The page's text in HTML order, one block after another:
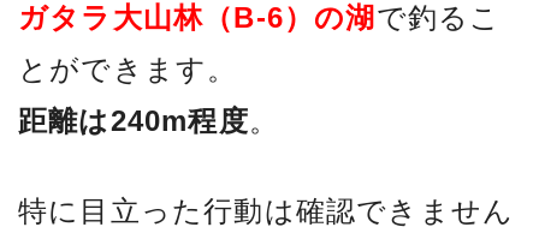
ガタラ大山林（B-6）の湖 で釣るこ
とができます。
距離は240m程度。
特に目立った行動は確認できません